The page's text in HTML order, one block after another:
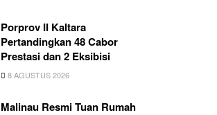
Porprov II Kaltara
Pertandingkan 48 Cabor
Prestasi dan 2 Eksibisi
8 AGUSTUS 2026
Malinau Resmi Tuan Rumah